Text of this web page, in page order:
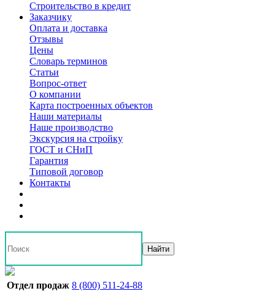
Строительство в кредит
Заказчику
Оплата и доставка
Отзывы
Цены
Словарь терминов
Статьи
Вопрос-ответ
О компании
Карта построенных объектов
Наши материалы
Наше производство
Экскурсия на стройку
ГОСТ и СНиП
Гарантия
Типовой договор
Контакты
Найти
Отдел продаж 8 (800) 511-24-88